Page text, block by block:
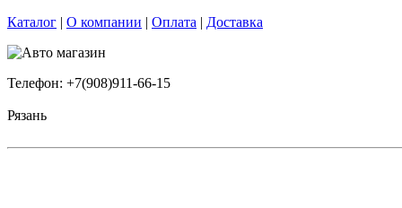
Каталог | О компании | Оплата | Доставка
Телефон: +7(908)911-66-15
Рязань